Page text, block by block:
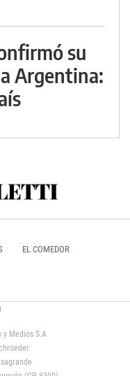
su
Argentina:
EL COMEDOR
Medios S.A